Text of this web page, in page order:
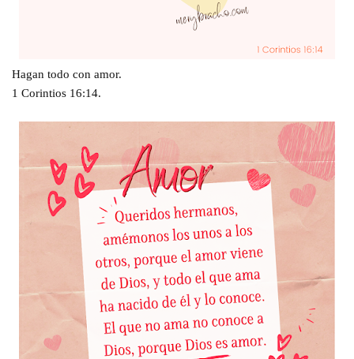
Hagan todo con amor.
1 Corintios 16:14.